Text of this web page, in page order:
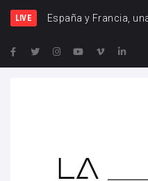
LIVE España y Francia,